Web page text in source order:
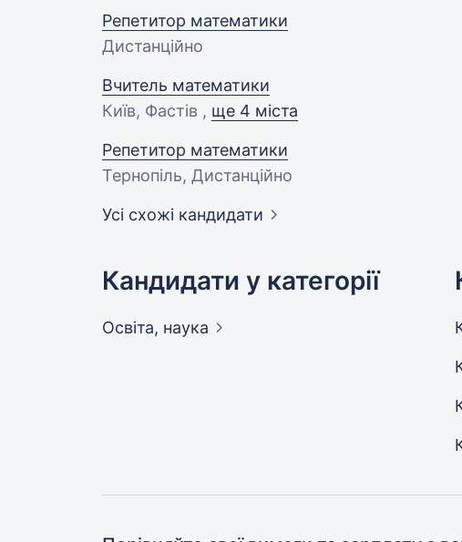
Репетитор математики
Дистанційно
Вчитель математики
Київ, Фастів , ще 4 міста
Репетитор математики
Тернопіль, Дистанційно
Усі схожі кандидати
Кандидати у категорії
Освіта, наука